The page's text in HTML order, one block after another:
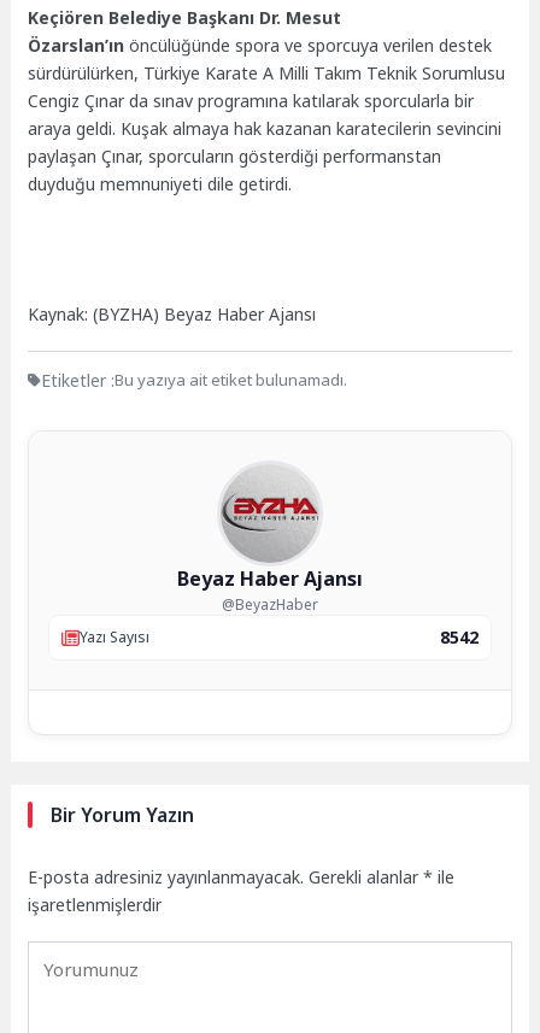
Keçiören Belediye Başkanı Dr. Mesut
Özarslan’ın öncülüğünde spora ve sporcuya verilen destek
sürdürülürken, Türkiye Karate A Milli Takım Teknik Sorumlusu
Cengiz Çınar da sınav programına katılarak sporcularla bir
araya geldi. Kuşak almaya hak kazanan karatecilerin sevincini
paylaşan Çınar, sporcuların gösterdiği performanstan
duyduğu memnuniyeti dile getirdi.
Kaynak: (BYZHA) Beyaz Haber Ajansı
Etiketler :Bu yazıya ait etiket bulunamadı.
Beyaz Haber Ajansı
@BeyazHaber
Yazı Sayısı
8542
Bir Yorum Yazın
E-posta adresiniz yayınlanmayacak. Gerekli alanlar* ile
işaretlenmişlerdir